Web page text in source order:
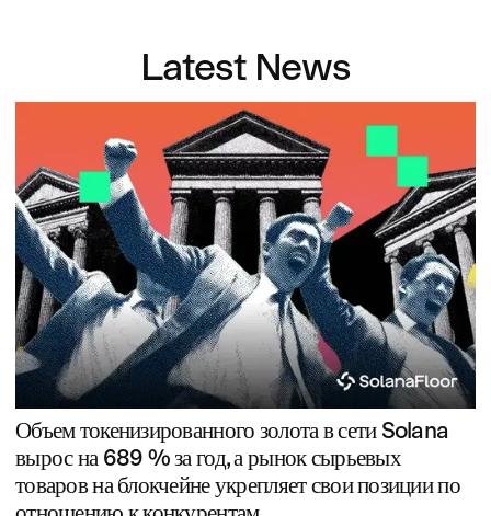
Latest News
Объем токенизированного золота в сети Solana
вырос на 689 % за год, а рынок сырьевых
товаров на блокчейне укрепляет свои позиции по